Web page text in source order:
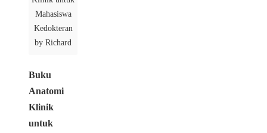
Mahasiswa
Kedokteran
by Richard
Buku
Anatomi
Klinik
untuk